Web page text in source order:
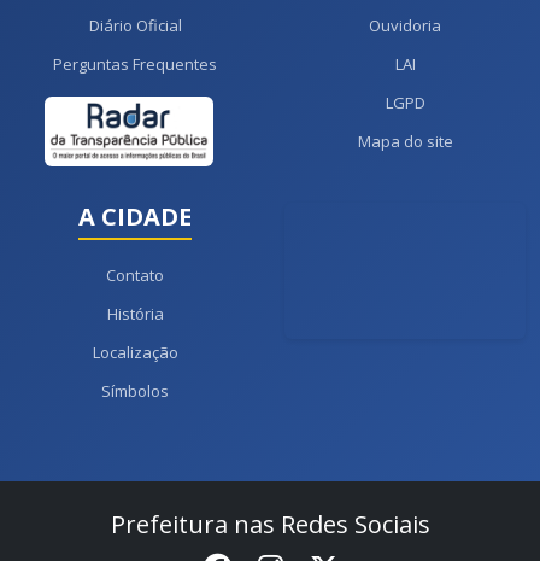
Diário Oficial
Perguntas Frequentes
Ouvidoria
LAI
LGPD
Mapa do site
A CIDADE
Contato
História
Localização
Símbolos
Prefeitura nas Redes Sociais